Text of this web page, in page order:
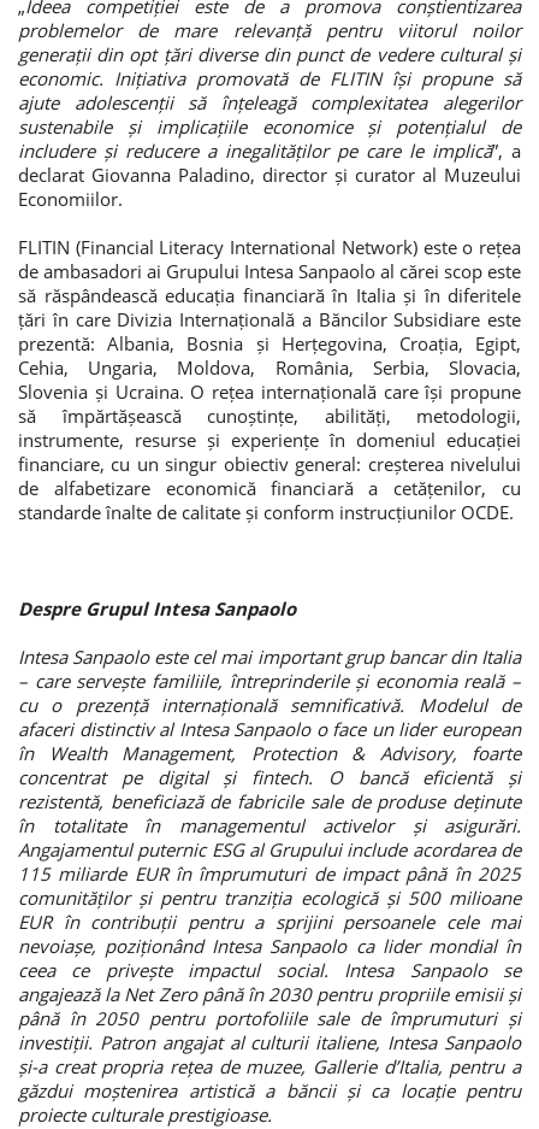
„Ideea competiției este de a promova conștientizarea
problemelor de mare relevanță pentru viitorul noilor
generații din opt țări diverse din punct de vedere cultural și
economic. Inițiativa promovată de FLITIN își propune să
ajute adolescenții să înțeleagă complexitatea alegerilor
sustenabile și implicațiile economice și potențialul de
includere și reducere a inegalităților pe care le implică”, a
declarat Giovanna Paladino, director și curator al Muzeului
Economiilor.
FLITIN (Financial Literacy International Network) este o rețea
de ambasadori ai Grupului Intesa Sanpaolo al cărei scop este
să răspândească educația financiară în Italia și în diferitele
țări în care Divizia Internațională a Băncilor Subsidiare este
prezentă: Albania, Bosnia și Herțegovina, Croația, Egipt,
Cehia, Ungaria, Moldova, România, Serbia, Slovacia,
Slovenia și Ucraina. O rețea internațională care își propune
să împărtășească cunoștințe, abilități, metodologii,
instrumente, resurse și experiențe în domeniul educației
financiare, cu un singur obiectiv general: creșterea nivelului
de alfabetizare economică financiară a cetățenilor, cu
standarde înalte de calitate și conform instrucțiunilor OCDE.
Despre Grupul Intesa Sanpaolo
Intesa Sanpaolo este cel mai important grup bancar din Italia
– care servește familiile, întreprinderile și economia reală –
cu o prezență internațională semnificativă. Modelul de
afaceri distinctiv al Intesa Sanpaolo o face un lider european
în Wealth Management, Protection & Advisory, foarte
concentrat pe digital și fintech. O bancă eficientă și
rezistentă, beneficiază de fabricile sale de produse deținute
în totalitate în managementul activelor și asigurări.
Angajamentul puternic ESG al Grupului include acordarea de
115 miliarde EUR în împrumuturi de impact până în 2025
comunităților și pentru tranziția ecologică și 500 milioane
EUR în contribuții pentru a sprijini persoanele cele mai
nevoiașe, poziționând Intesa Sanpaolo ca lider mondial în
ceea ce privește impactul social. Intesa Sanpaolo se
angajează la Net Zero până în 2030 pentru propriile emisii și
până în 2050 pentru portofoliile sale de împrumuturi și
investiții. Patron angajat al culturii italiene, Intesa Sanpaolo
și-a creat propria rețea de muzee, Gallerie d’Italia, pentru a
găzdui moștenirea artistică a băncii și ca locație pentru
proiecte culturale prestigioase.